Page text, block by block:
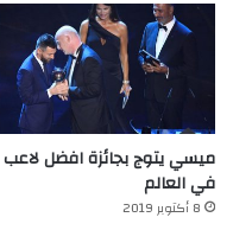
ميسي يتوج بجائزة افضل لاعب
في العالم‎
8 أكتوبر 2019